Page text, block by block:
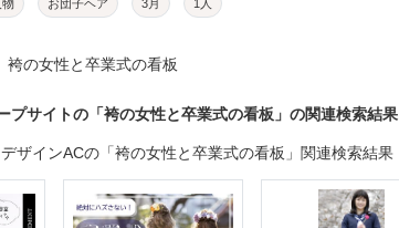
物 お団子ヘア 3月 1人
袴の女性と卒業式の看板
プサイトの「袴の女性と卒業式の看板」の関連検索結果
デザインACの「袴の女性と卒業式の看板」関連検索結果